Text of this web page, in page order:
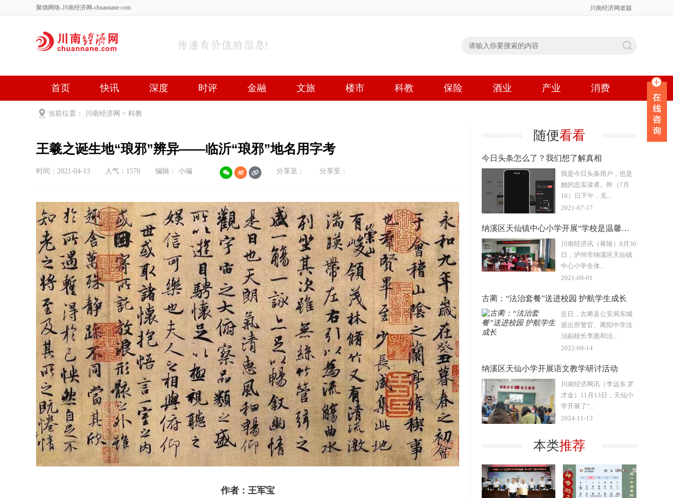
聚德网络-川南经济网-chuannane.com 川南经济网老版
首页 快讯 深度 时评 金融 文旅 楼市 科教 保险 酒业 产业 消费
健康 文艺
当前位置： 川南经济网 > 科教
王羲之诞生地“琅邪”辨异——临沂“琅邪”地名用字考
时间：2021-04-13 人气： 1570 编辑： 小编 分享至： 分享至：
作者：王军宝
随便看看
今日头条怎么了？我们想了解真相
我是今日头条用户，也是
她的忠实读者。昨（7月
16）日下午，见...
2021-07-17
纳溪区天仙镇中心小学开展“学校是温馨的家”专题讲座活动
川南经济讯（蒋陵）8月30
日，泸州市纳溪区天仙镇
中心小学全体...
2021-09-01
古蔺：“法治套餐”送进校园 护航学生成长
近日，古蔺县公安局东城
派出所警官、蔺阳中学法
治副校长李惠和法...
2022-09-14
纳溪区天仙小学开展语文教学研讨活动
川南经济网讯（李远东 罗
才金）11月13日，天仙小
学开展了“...
2024-11-13
本类推荐